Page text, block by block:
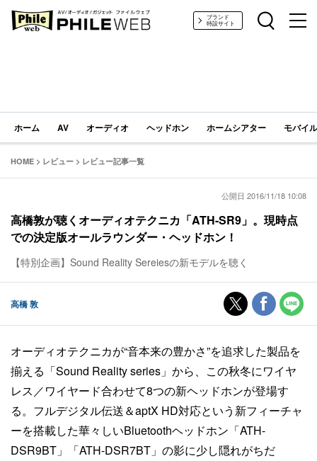
PHILE WEB｜AV/オーディオ/ガジェットブランド
特設サイト
ホーム AV オーディオ ヘッドホン ホームシアター モバイ
HOME > レビュー > レビュー記事一覧
公開日 2016/11/18 10:08
高橋敦が聴くオーディオテクニカ「ATH-SR9」。現時点
での決定版オールラウンダー・ヘッドホン！
【特別企画】Sound Reality Sereiesの新モデルを聴く
高橋 敦
オーディオテクニカが“音本来の豊かさ”を追求した製品を
揃える「Sound Reality series」から、この秋冬にワイヤ
レス／ワイヤード合わせて8つの新ヘッドホンが登場す
る。フルデジタル伝送＆aptX HD対応という新フィーチャ
ーを搭載した華々しいBluetoothヘッドホン「ATH-
DSR9BT」「ATH-DSR7BT」の影に少し隠れがちだ